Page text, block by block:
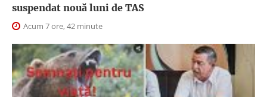
suspendat nouă luni de TAS
Acum 7 ore, 42 minute